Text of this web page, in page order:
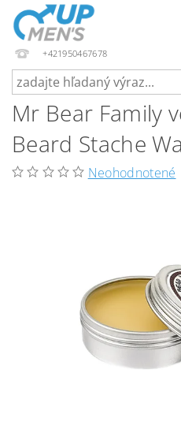
+421950467678
Mr Bear Family
Beard Stache
Neohodnotené